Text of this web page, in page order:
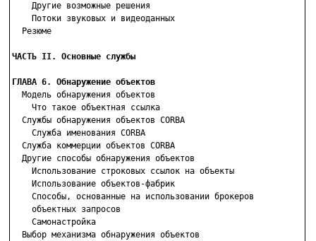
    Другие возможные решения
    Потоки звуковых и видеоданных
  Резюме
ЧАСТЬ II. Основные службы
ГЛАВА 6. Обнаружение объектов
Модель обнаружения объектов
    Что такое объектная ссылка
  Службы обнаружения объектов CORBA
    Служба именования CORBA
  Служба коммерции объектов CORBA
  Другие способы обнаружения объектов
    Использование строковых ссылок на объекты
    Использование объектов-фабрик
    Способы, основанные на использовании брокеров
    объектных запросов
    Самонастройка
  Выбор механизма обнаружения объектов